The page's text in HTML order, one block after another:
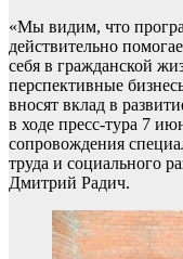
«Мы видим, что
действительно
себя в гражданской
перспективные
вносят вклад в
в ходе пресс-тура 7
сопровождения
труда и социального
Дмитрий Радич.